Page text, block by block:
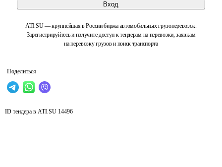
Вход
ATI.SU — крупнейшая в России биржа автомобильных грузоперевозок.
Зарегистрируйтесь и получите доступ к тендерам на перевозки, заявкам
на перевозку грузов и поиск транспорта
Поделиться
ID тендера в ATI.SU 14496